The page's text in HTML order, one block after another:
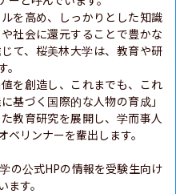
を高め、しっかりとした知識
社会に還元することで豊かな
て、桜美林大学は、教育や研
を創造し、これまでも、これ
基づく国際的な人物の育成」
教育研究を展開し、学而事人
リンナーを輩出します。
の公式HPの情報を受験生向け
す。